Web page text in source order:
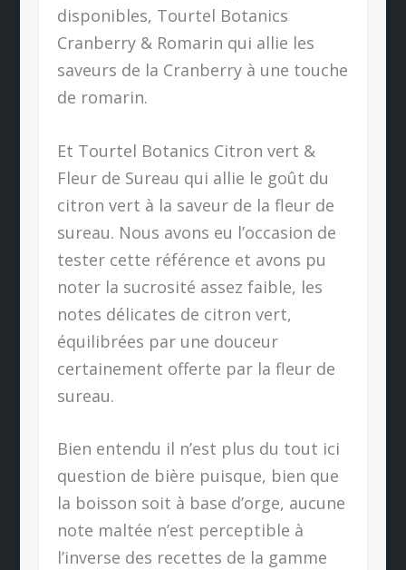
disponibles, Tourtel Botanics
Cranberry & Romarin qui allie les
saveurs de la Cranberry à une touche
de romarin.
Et Tourtel Botanics Citron vert &
Fleur de Sureau qui allie le goût du
citron vert à la saveur de la fleur de
sureau. Nous avons eu l’occasion de
tester cette référence et avons pu
noter la sucrosité assez faible, les
notes délicates de citron vert,
équilibrées par une douceur
certainement offerte par la fleur de
sureau.
Bien entendu il n’est plus du tout ici
question de bière puisque, bien que
la boisson soit à base d’orge, aucune
note maltée n’est perceptible à
l’inverse des recettes de la gamme